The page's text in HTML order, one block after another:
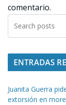
comentario.
ENTRADAS
Juanita Guerra
extorsión en